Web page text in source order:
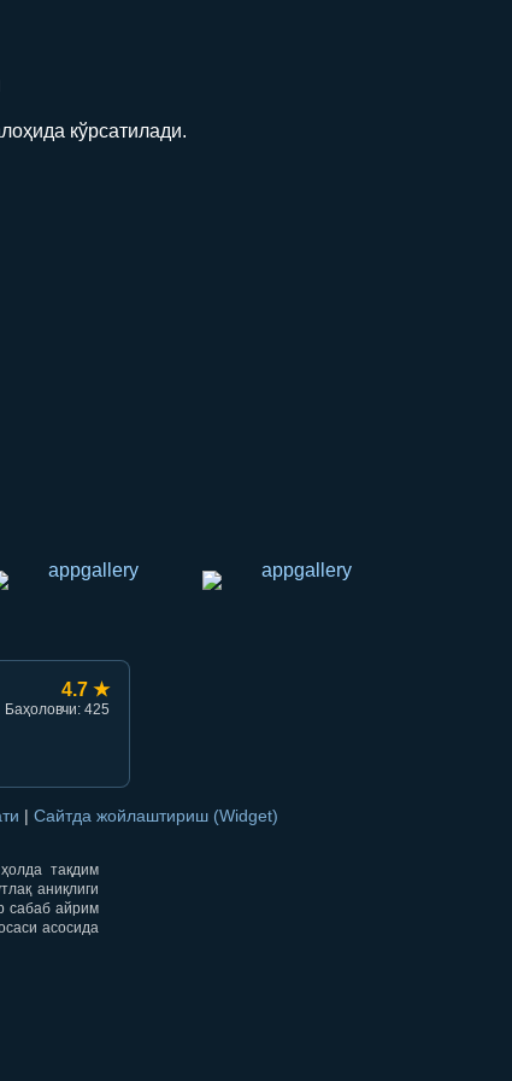
кўрсатилади.
4.7 ★
Баҳоловчи: 425
| Сайтда жойлаштириш (Widget)
тақдим
аниқлиги
сабаб айрим
асосида